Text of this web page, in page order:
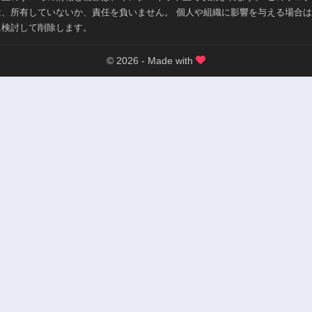
所有していないか、責任を負いません。 個人や組織に影響を与える場合
討して削除します。
© 2026 - Made with